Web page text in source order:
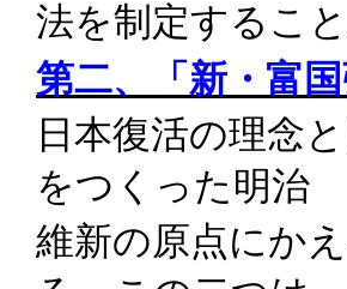
法を制定するこ
第二、「新・富
日本復活の理念
をつくった明治
維新の原点にか